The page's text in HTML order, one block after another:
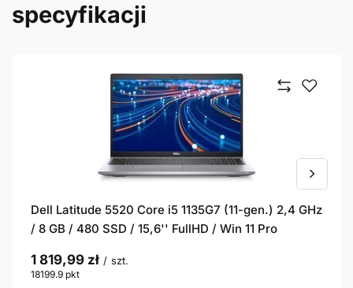
specyfikacji
Dell Latitude 5520 Core i5 1135G7 (11-gen.) 2,4 GHz
/ 8 GB / 480 SSD / 15,6'' FullHD / Win 11 Pro
1 819,99 zł / szt.
18199.9 pkt